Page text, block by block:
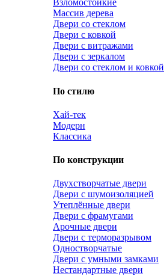
Взломостойкие
Массив дерева
Двери со стеклом
Двери с ковкой
Двери с витражами
Двери с зеркалом
Двери со стеклом и ковкой
По стилю
Хай-тек
Модерн
Классика
По конструкции
Двухстворчатые двери
Двери с шумоизоляцией
Утеплённые двери
Двери с фрамугами
Арочные двери
Двери с терморазрывом
Одностворчатые
Двери с умными замками
Нестандартные двери